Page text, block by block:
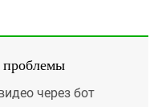
проблемы
через бот